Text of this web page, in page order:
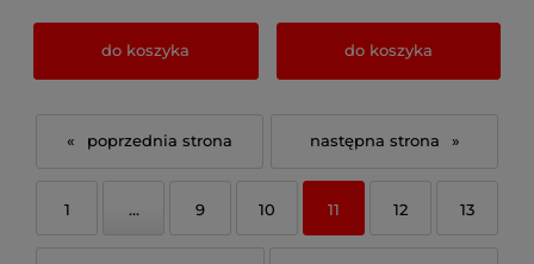
do koszyka do koszyka
«
1 ... 9 10 11 12 13
»